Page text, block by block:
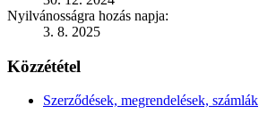
Nyilvánosságra hozás napja:
3. 8. 2025
Közzététel
Szerződések, megrendelések, számlák